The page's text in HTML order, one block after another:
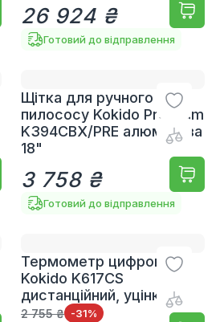
26 924 ₴
Готовий до відправлення
Щітка для ручного
пилососу Kokido Premium
K394CBX/PRE алюмінієва
18"
3 758 ₴
Готовий до відправлення
Термометр цифровий
Kokido K617CS
дистанційний, уцінка
2 755 ₴ -31%